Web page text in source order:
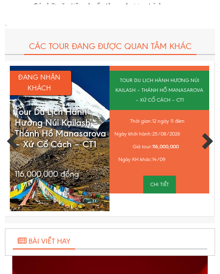
Các bữa ăn tiêu chuẩn theo chương trình
cho khách dưới 65 tuổi: 1.000.000.000VNĐ/khách/vụ)
Nón, túi du lịch, bao hộ chiếu.
.
CÁC TOUR ĐANG ĐƯỢC QUAN TÂM KHÁC
ĐANG NHẬN
KHÁCH
Tour Du Lịch Hành
Hương Núi Kailash –
Thánh Hồ Manasarova
– Xứ Cổ Cách – CT1
116,000,000đồng
TOUR DU LỊCH HÀNH HƯƠNG NÚI
KAILASH – THÁNH HỒ MANASAROVA
– XỨ CỔ CÁCH – CT1
Thời gian:12 ngày 11 đêm
Ngày khởi hành:25/08/2026
Giá tour:116,000,000
Ngày KH khác:14/09
CHI TIẾT
BÀI VIẾT HAY